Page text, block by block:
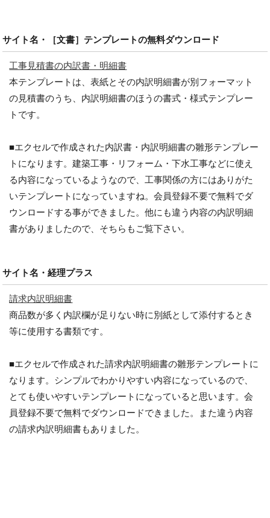
サイト名・［文書］テンプレートの無料ダウンロード
工事見積書の内訳書・明細書
本テンプレートは、表紙とその内訳明細書が別フォーマット
の見積書のうち、内訳明細書のほうの書式・様式テンプレー
トです。
■エクセルで作成された内訳書・内訳明細書の雛形テンプレー
トになります。建築工事・リフォーム・下水工事などに使え
る内容になっているようなので、工事関係の方にはありがた
いテンプレートになっていますね。会員登録不要で無料でダ
ウンロードする事ができました。他にも違う内容の内訳明細
書がありましたので、そちらもご覧下さい。
サイト名・経理プラス
請求内訳明細書
商品数が多く内訳欄が足りない時に別紙として添付するとき
等に使用する書類です。
■エクセルで作成された請求内訳明細書の雛形テンプレートに
なります。シンプルでわかりやすい内容になっているので、
とても使いやすいテンプレートになっていると思います。会
員登録不要で無料でダウンロードできました。また違う内容
の請求内訳明細書もありました。